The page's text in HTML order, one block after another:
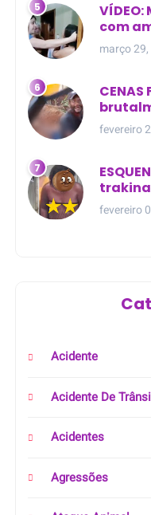
com
março
CENAS
golpes
fevereiro
meio
fevereiro
Acidente
Acidente De
Acidentes
Agressões